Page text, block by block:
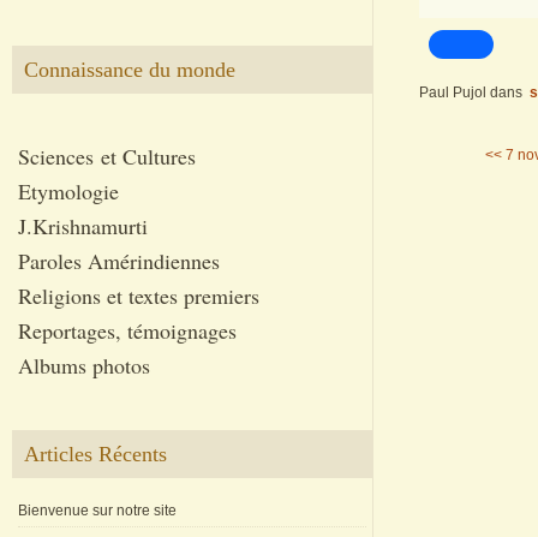
Connaissance du monde
Sciences et Cultures
Etymologie
J.Krishnamurti
Paroles Amérindiennes
Religions et textes premiers
Reportages, témoignages
Albums photos
Articles Récents
Bienvenue sur notre site
Paul Pujol dans
<< 7